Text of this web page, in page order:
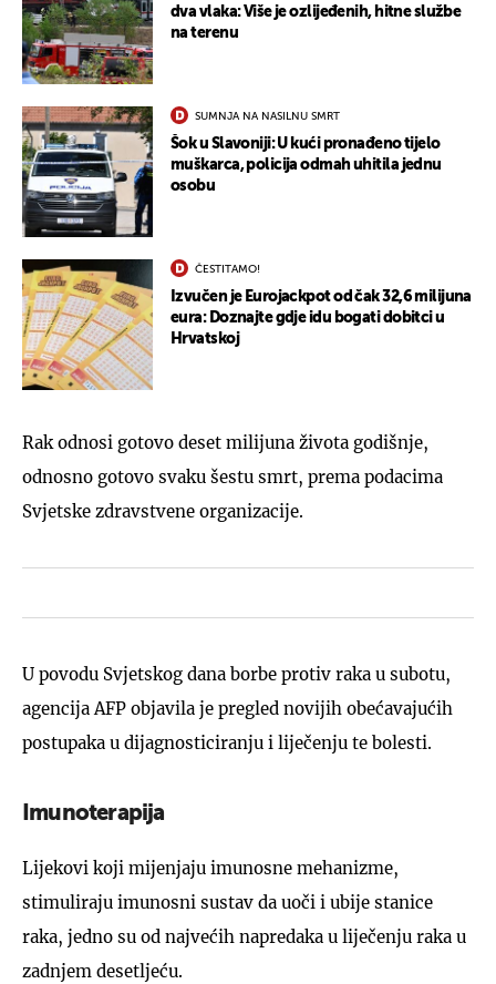
dva vlaka: Više je ozlijeđenih, hitne službe
na terenu
SUMNJA NA NASILNU SMRT
Šok u Slavoniji: U kući pronađeno tijelo
muškarca, policija odmah uhitila jednu
osobu
ČESTITAMO!
Izvučen je Eurojackpot od čak 32,6 milijuna
eura: Doznajte gdje idu bogati dobitci u
Hrvatskoj
Rak odnosi gotovo deset milijuna života godišnje,
odnosno gotovo svaku šestu smrt, prema podacima
Svjetske zdravstvene organizacije.
U povodu Svjetskog dana borbe protiv raka u subotu,
agencija AFP objavila je pregled novijih obećavajućih
postupaka u dijagnosticiranju i liječenju te bolesti.
Imunoterapija
Lijekovi koji mijenjaju imunosne mehanizme,
stimuliraju imunosni sustav da uoči i ubije stanice
raka, jedno su od najvećih napredaka u liječenju raka u
zadnjem desetljeću.